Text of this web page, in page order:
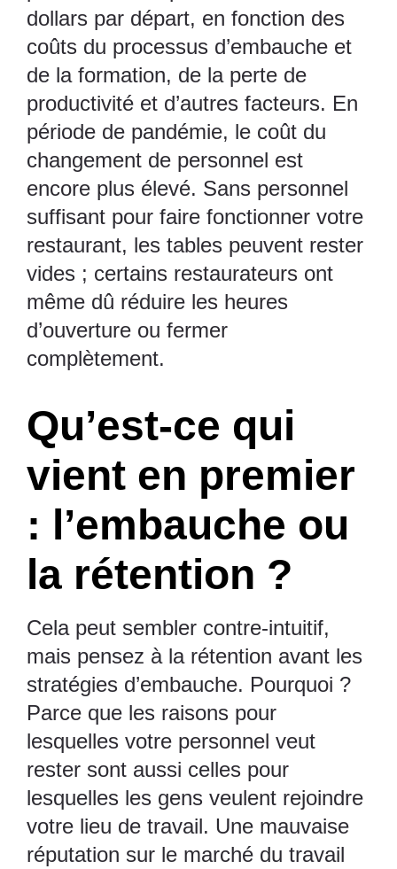
dollars par départ, en fonction des
coûts du processus d’embauche et
de la formation, de la perte de
productivité et d’autres facteurs. En
période de pandémie, le coût du
changement de personnel est
encore plus élevé. Sans personnel
suffisant pour faire fonctionner votre
restaurant, les tables peuvent rester
vides ; certains restaurateurs ont
même dû réduire les heures
d’ouverture ou fermer
complètement.
Qu’est-ce qui
vient en premier
: l’embauche ou
la rétention ?
Cela peut sembler contre-intuitif,
mais pensez à la rétention avant les
stratégies d’embauche. Pourquoi ?
Parce que les raisons pour
lesquelles votre personnel veut
rester sont aussi celles pour
lesquelles les gens veulent rejoindre
votre lieu de travail. Une mauvaise
réputation sur le marché du travail